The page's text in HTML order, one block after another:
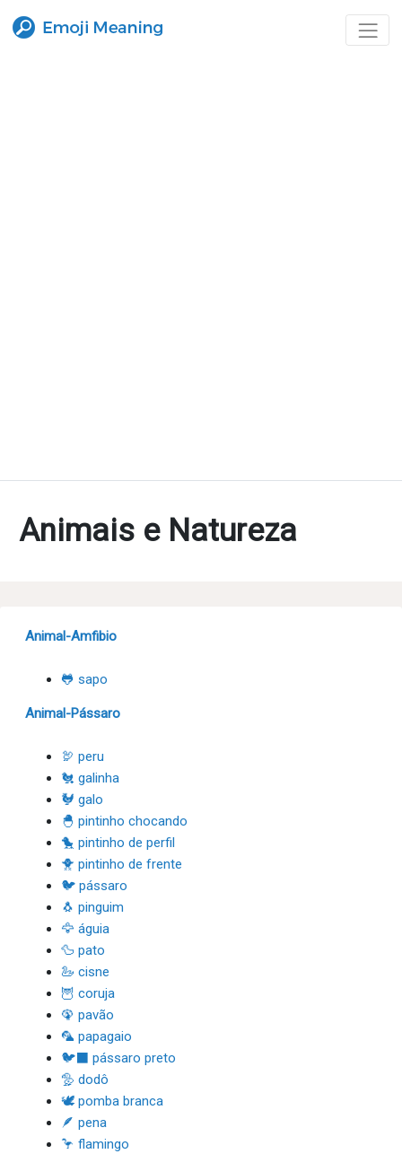
Animais e Natureza
Animal-Amfibio
🐸 sapo
Animal-Pássaro
🦃 peru
🐔 galinha
🐓 galo
🐣 pintinho chocando
🐤 pintinho de perfil
🐥 pintinho de frente
🐦 pássaro
🐧 pinguim
🦅 águia
🦆 pato
🦢 cisne
🦉 coruja
🦚 pavão
🦜 papagaio
🐦‍⬛ pássaro preto
🦤 dodô
🕊 pomba branca
🪶 pena
🦩 flamingo